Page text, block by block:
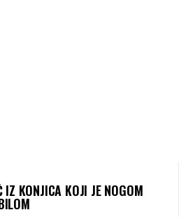
IZ KONJICA KOJI JE NOGOM